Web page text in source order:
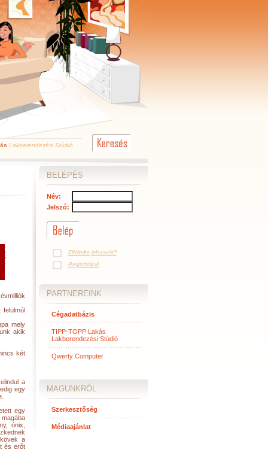
Lakberendezési Stúdió
felülmúl
mely
akik
két
a
egy
egy
ónix,
a
és erőt
BELÉPÉS
Név:
Jelszó:
Elfeledte jelszavát?
Regisztráció
PARTNEREINK
Cégadatbázis
TIPP-TOPP Lakás
Lakberendezési Stúdió
Qwerty Computer
MAGUNKRÓL
Szerkesztőség
Médiaajánlat